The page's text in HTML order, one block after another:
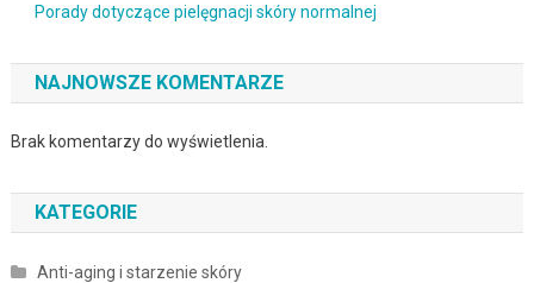
Porady dotyczące pielęgnacji skóry normalnej
NAJNOWSZE KOMENTARZE
Brak komentarzy do wyświetlenia.
KATEGORIE
Anti-aging i starzenie skóry